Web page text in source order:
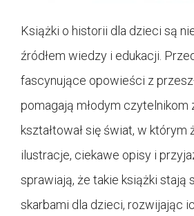
Książki o historii dla dzieci są
źródłem wiedzy i edukacji.
fascynujące opowieści z
pomagają młodym czytelnikom
kształtował się świat, w którym
ilustracje, ciekawe opisy i
sprawiają, że takie książki stają
skarbami dla dzieci, rozwijając